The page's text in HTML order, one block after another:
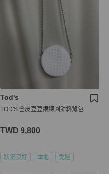
Tod's
TOD'S 全皮豆豆銀鍊圓餅斜背包
TWD 9,800
狀況良好 本地 免運